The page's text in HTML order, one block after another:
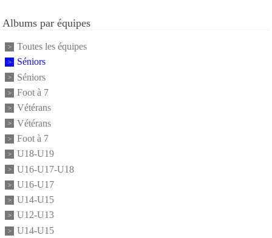
Albums par équipes
Toutes les équipes
Séniors
Séniors
Foot à 7
Vétérans
Vétérans
Foot à 7
U18-U19
U16-U17-U18
U16-U17
U14-U15
U12-U13
U14-U15